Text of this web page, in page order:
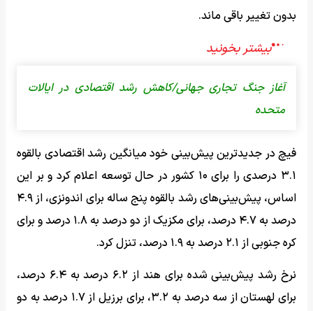
بدون تغییر باقی ماند.
آغاز جنگ تجاری جهانی/کاهش رشد اقتصادی در ایالات
متحده
فیچ در جدیدترین پیش‌بینی خود میانگین رشد اقتصادی بالقوه
۳.۱ درصدی را برای ۱۰ کشور در حال توسعه اعلام کرد و بر این
اساس، پیش‌بینی‌های رشد بالقوه پنج ساله برای اندونزی، از ۴.۹
درصد به ۴.۷ درصد، برای مکزیک از دو درصد به ۱.۸ درصد و برای
کره جنوبی از ۲.۱ درصد به ۱.۹ درصد، تنزل کرد.
نرخ رشد پیش‌بینی‌ شده برای هند از ۶.۲ درصد به ۶.۴ درصد،
برای لهستان از سه درصد به ۳.۲، برای برزیل از ۱.۷ درصد به دو